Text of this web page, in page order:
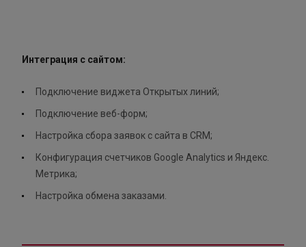
Интеграция с сайтом:
Подключение виджета Открытых линий;
Подключение веб-форм;
Настройка сбора заявок с сайта в CRM;
Конфигурация счетчиков Google Analytics и Яндекс.
Метрика;
Настройка обмена заказами.